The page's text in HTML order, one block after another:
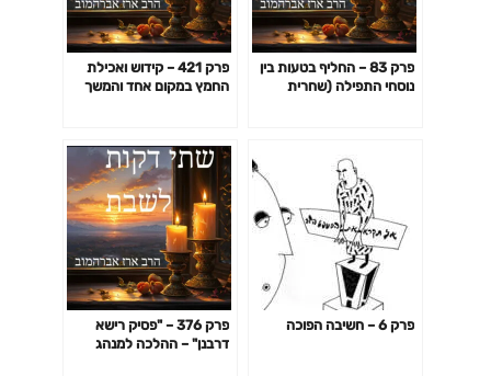
פרק 83 – החליף בטעות בין
נוסחי התפילה (שחרית
פרק 421 – קידוש ואכילת
החמץ במקום אחד והמשך
פרק 6 – חשיבה הפוכה
פרק 376 – "פסיק רישא
דרבנן" – ההלכה למנהג